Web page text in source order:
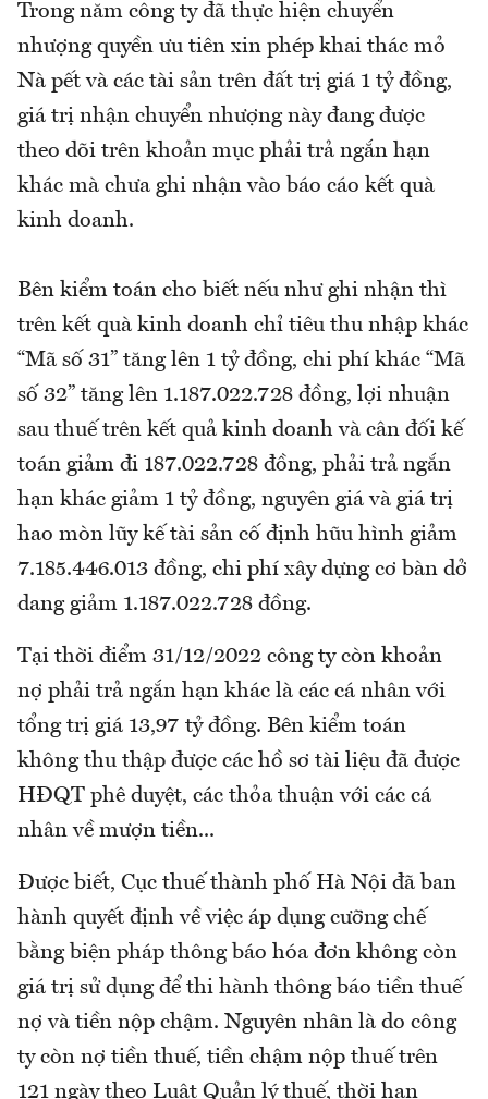
Trong năm công ty đã thực hiện chuyển
nhượng quyền ưu tiên xin phép khai thác mỏ
Nà pết và các tài sản trên đất trị giá 1 tỷ đồng,
giá trị nhận chuyển nhượng này đang được
theo dõi trên khoản mục phải trả ngắn hạn
khác mà chưa ghi nhận vào báo cáo kết quà
kinh doanh.
Bên kiểm toán cho biết nếu như ghi nhận thì
trên kết quà kinh doanh chỉ tiêu thu nhập khác
“Mã số 31” tăng lên 1 tỷ đồng, chi phí khác “Mã
số 32” tăng lên 1.187.022.728 đồng, lợi nhuận
sau thuế trên kết quả kinh doanh và cân đối kế
toán giảm đi 187.022.728 đồng, phải trả ngắn
hạn khác giảm 1 tỷ đồng, nguyên giá và giá trị
hao mòn lũy kế tài sản cố định hũu hình giảm
7.185.446.013 đồng, chi phí xây dựng cơ bàn dở
dang giảm 1.187.022.728 đồng.
Tại thời điểm 31/12/2022 công ty còn khoản
nợ phải trả ngắn hạn khác là các cá nhân với
tổng trị giá 13,97 tỷ đồng. Bên kiểm toán
không thu thập được các hồ sơ tài liệu đã được
HĐQT phê duyệt, các thỏa thuận với các cá
nhân về mượn tiền...
Được biết, Cục thuế thành phố Hà Nội đã ban
hành quyết định về việc áp dụng cưỡng chế
bằng biện pháp thông báo hóa đơn không còn
giá trị sử dụng để thi hành thông báo tiền thuế
nợ và tiền nộp chậm. Nguyên nhân là do công
ty còn nợ tiền thuế, tiền chậm nộp thuế trên
121 ngày theo Luật Quản lý thuế, thời hạn